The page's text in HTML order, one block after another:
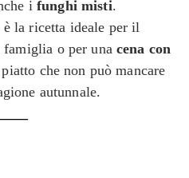
i funghi misti.
la ricetta ideale per il
famiglia o per unacena con
che non può mancare
autunnale.